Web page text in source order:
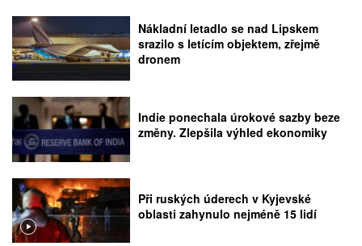
Nákladní letadlo se nad Lipskem
srazilo s letícím objektem, zřejmě
dronem
Indie ponechala úrokové sazby beze
změny. Zlepšila výhled ekonomiky
Při ruských úderech v Kyjevské
oblasti zahynulo nejméně 15 lidí